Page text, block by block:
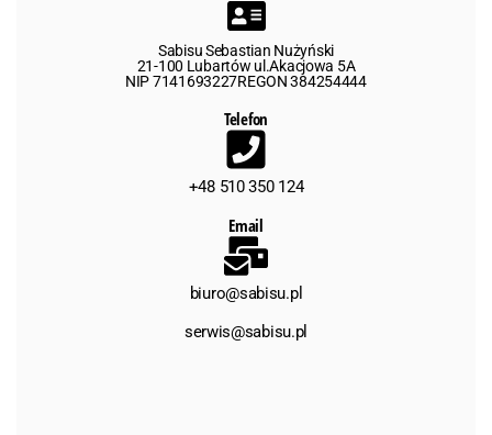
Sabisu Sebastian Nużyński
21-100 Lubartów ul.Akacjowa 5A
NIP 7141693227REGON 384254444
Telefon
+48 510 350 124
Email
biuro@sabisu.pl
serwis@sabisu.pl